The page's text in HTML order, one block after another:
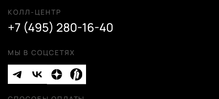
КОЛЛ-ЦЕНТР
+7 (495) 280-16-40
МЫ В СОЦСЕТЯХ